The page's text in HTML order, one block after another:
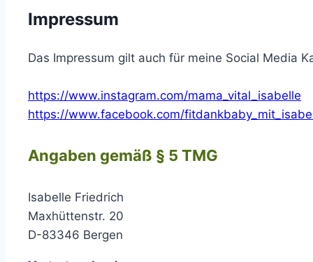
Impressum
Das Impressum gilt auch für meine Social Media
https://www.instagram.com/mama_vital_isabelle
https://www.facebook.com/
Angaben gemäß § 5 TMG
Isabelle Friedrich
Maxhüttenstr. 20
D-83346 Bergen